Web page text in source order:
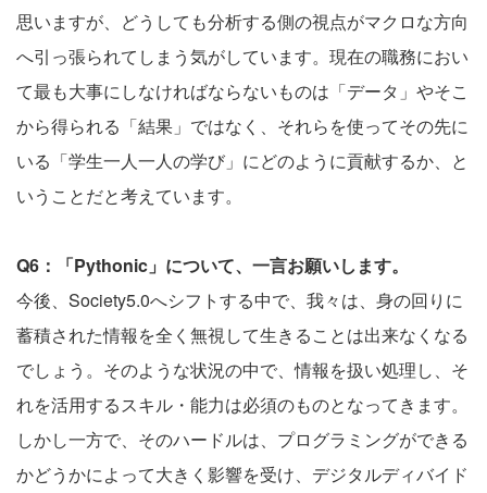
思いますが、どうしても分析する側の視点がマクロな方向
へ引っ張られてしまう気がしています。現在の職務におい
て最も大事にしなければならないものは「データ」やそこ
から得られる「結果」ではなく、それらを使ってその先に
いる「学生一人一人の学び」にどのように貢献するか、と
いうことだと考えています。
Q6：「Pythonic」について、一言お願いします。
今後、Society5.0へシフトする中で、我々は、身の回りに
蓄積された情報を全く無視して生きることは出来なくなる
でしょう。そのような状況の中で、情報を扱い処理し、そ
れを活用するスキル・能力は必須のものとなってきます。
しかし一方で、そのハードルは、プログラミングができる
かどうかによって大きく影響を受け、デジタルディバイド